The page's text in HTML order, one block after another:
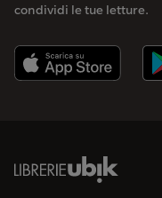
condividi le tue letture.